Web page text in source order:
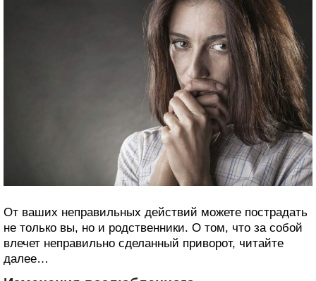
От ваших неправильных действий можете пострадать
не только вы, но и родственники. О том, что за собой
влечет неправильно сделанный приворот, читайте
далее…